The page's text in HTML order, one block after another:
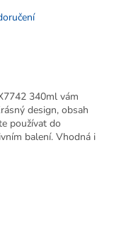
340ml vám
design, obsah
používat do
balení. Vhodná i